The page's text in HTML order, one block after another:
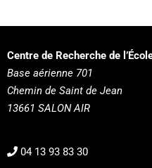
Centre de Recherche de
Base aérienne 701
Chemin de Saint de Jean
13661 SALON AIR
04 13 93 83 30